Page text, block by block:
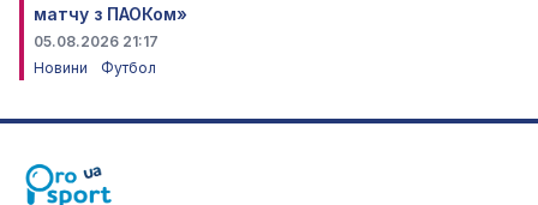
матчу з ПАОКом»
05.08.2026 21:17
Новини
Футбол